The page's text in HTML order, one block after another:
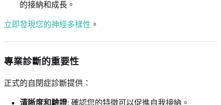
的接納和成長。
立即發現您的神經多樣性 。
專業診斷的重要性
正式的自閉症診斷提供：
清晰度和驗證: 確認您的特徵可以促進自我接納。